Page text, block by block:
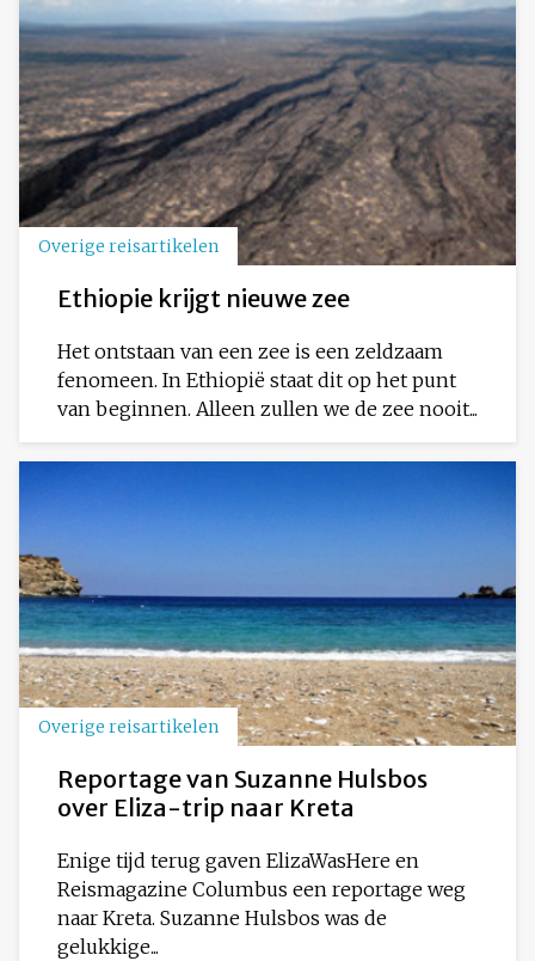
Overige reisartikelen
Ethiopie krijgt nieuwe zee
Het ontstaan van een zee is een zeldzaam
fenomeen. In Ethiopië staat dit op het punt
van beginnen. Alleen zullen we de zee nooit...
Overige reisartikelen
Reportage van Suzanne Hulsbos
over Eliza-trip naar Kreta
Enige tijd terug gaven ElizaWasHere en
Reismagazine Columbus een reportage weg
naar Kreta. Suzanne Hulsbos was de
gelukkige...